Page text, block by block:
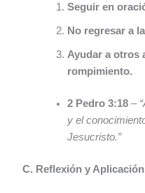
Seguir en
No regresar a
Ayudar a otros
rompimiento.
2 Pedro 3:18 –
y el
Jesucristo.”
C. Reflexión y